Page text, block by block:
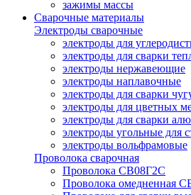
зажимы массы
Сварочные материалы
Электроды сварочные
электроды для
электроды для сварки
электроды нержавеющие
электроды наплавочные
электроды для сварки
электроды для цветных
электроды для сварки
электроды угольные для
электроды вольфрамовые
Проволока сварочная
Проволока СВ08Г2С
Проволока омедненная